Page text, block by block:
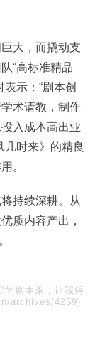
大，而撬动支
“高标准精品
示：“剧本创
术请教，制作
入成本高出业
几时来》的精良
。
持续深耕。从
质内容产出，
的剧本杀，让我得
archives/4259)